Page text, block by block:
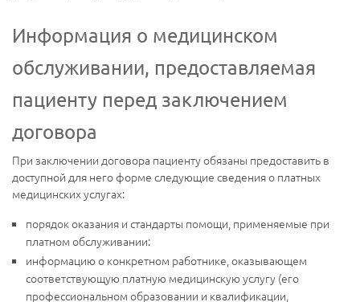
Информация о медицинском
обслуживании, предоставляемая
пациенту перед заключением
договора
При заключении договора пациенту обязаны предоставить в
доступной для него форме следующие сведения о платных
медицинских услугах:
порядок оказания и стандарты помощи, применяемые при
платном обслуживании:
информацию о конкретном работнике, оказывающем
соответствующую платную медицинскую услугу (его
профессиональном образовании и квалификации,